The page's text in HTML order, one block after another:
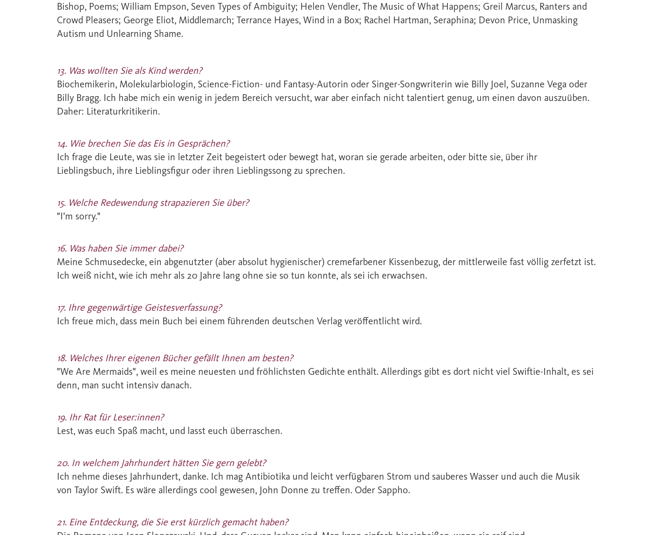
Bishop, Poems; William Empson, Seven Types of Ambiguity; Helen Vendler, The Music of What Happens; Greil Marcus, Ranters and
Crowd Pleasers; George Eliot, Middlemarch; Terrance Hayes, Wind in a Box; Rachel Hartman, Seraphina; Devon Price, Unmasking
Autism und Unlearning Shame.
13. Was wollten Sie als Kind werden?
Biochemikerin, Molekularbiologin, Science-Fiction- und Fantasy-Autorin oder Singer-Songwriterin wie Billy Joel, Suzanne Vega oder
Billy Bragg. Ich habe mich ein wenig in jedem Bereich versucht, war aber einfach nicht talentiert genug, um einen davon auszuüben.
Daher: Literaturkritikerin.
14. Wie brechen Sie das Eis in Gesprächen?
Ich frage die Leute, was sie in letzter Zeit begeistert oder bewegt hat, woran sie gerade arbeiten, oder bitte sie, über ihr
Lieblingsbuch, ihre Lieblingsfigur oder ihren Lieblingssong zu sprechen.
15. Welche Redewendung strapazieren Sie über?
"I’m sorry."
16. Was haben Sie immer dabei?
Meine Schmusedecke, ein abgenutzter (aber absolut hygienischer) cremefarbener Kissenbezug, der mittlerweile fast völlig zerfetzt ist.
Ich weiß nicht, wie ich mehr als 20 Jahre lang ohne sie so tun konnte, als sei ich erwachsen.
17. Ihre gegenwärtige Geistesverfassung?
Ich freue mich, dass mein Buch bei einem führenden deutschen Verlag veröffentlicht wird.
18. Welches Ihrer eigenen Bücher gefällt Ihnen am besten?
"We Are Mermaids", weil es meine neuesten und fröhlichsten Gedichte enthält. Allerdings gibt es dort nicht viel Swiftie-Inhalt, es sei
denn, man sucht intensiv danach.
19. Ihr Rat für Leser:innen?
Lest, was euch Spaß macht, und lasst euch überraschen.
20. In welchem Jahrhundert hätten Sie gern gelebt?
Ich nehme dieses Jahrhundert, danke. Ich mag Antibiotika und leicht verfügbaren Strom und sauberes Wasser und auch die Musik
von Taylor Swift. Es wäre allerdings cool gewesen, John Donne zu treffen. Oder Sappho.
21. Eine Entdeckung, die Sie erst kürzlich gemacht haben?